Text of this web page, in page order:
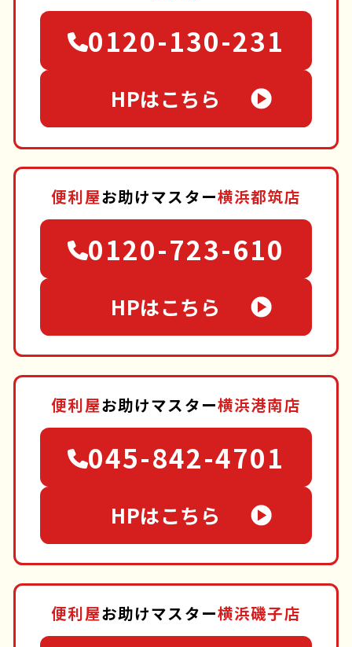
0120-130-231
HPはこちら
便利屋お助けマスター横浜都筑店
0120-723-610
HPはこちら
便利屋お助けマスター横浜港南店
045-842-4701
HPはこちら
便利屋お助けマスター横浜磯子店